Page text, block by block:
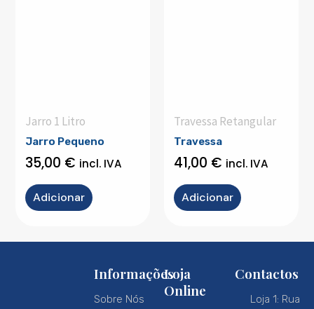
Jarro 1 Litro
Jarro Pequeno
35,00 € incl. IVA
Adicionar
Travessa Retangular
Travessa
41,00 € incl. IVA
Adicionar
Informações
Sobre Nós
Loja
Online
Contactos
Loja 1: Rua